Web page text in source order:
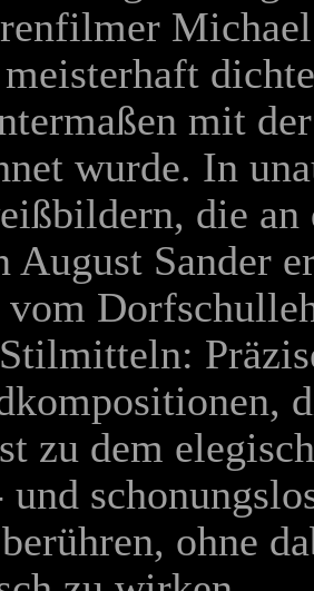
mit
wurde. In
die an
August Sander
zu dem
und
ohne